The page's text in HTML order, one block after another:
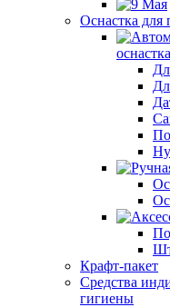
Оснастка для
оснастка
Крафт-пакет
Средства
гигиены